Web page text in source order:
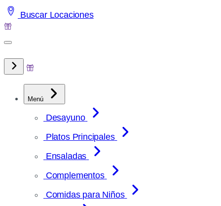
Saltar
al
Buscar Locaciones
Menú
Desayuno
Platos Principales
Ensaladas
Complementos
Comidas para Niños